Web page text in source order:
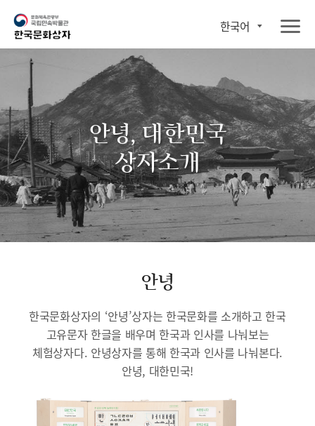
한국어
안녕, 대한민국
상자소개
안녕
한국문화상자의 ‘안녕’상자는 한국문화를 소개하고 한국
고유문자 한글을 배우며 한국과 인사를 나눠보는
체험상자다. 안녕상자를 통해 한국과 인사를 나눠본다.
안녕, 대한민국!